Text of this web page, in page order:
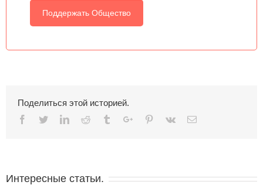
Поддержать Общество
Поделиться этой историей.
Facebook
TwitterLinkedinReddit TumblrGoogle+Pinterest
Vk Email
Интересные статьи.